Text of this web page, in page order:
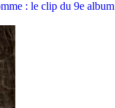
: le clip du 9e album